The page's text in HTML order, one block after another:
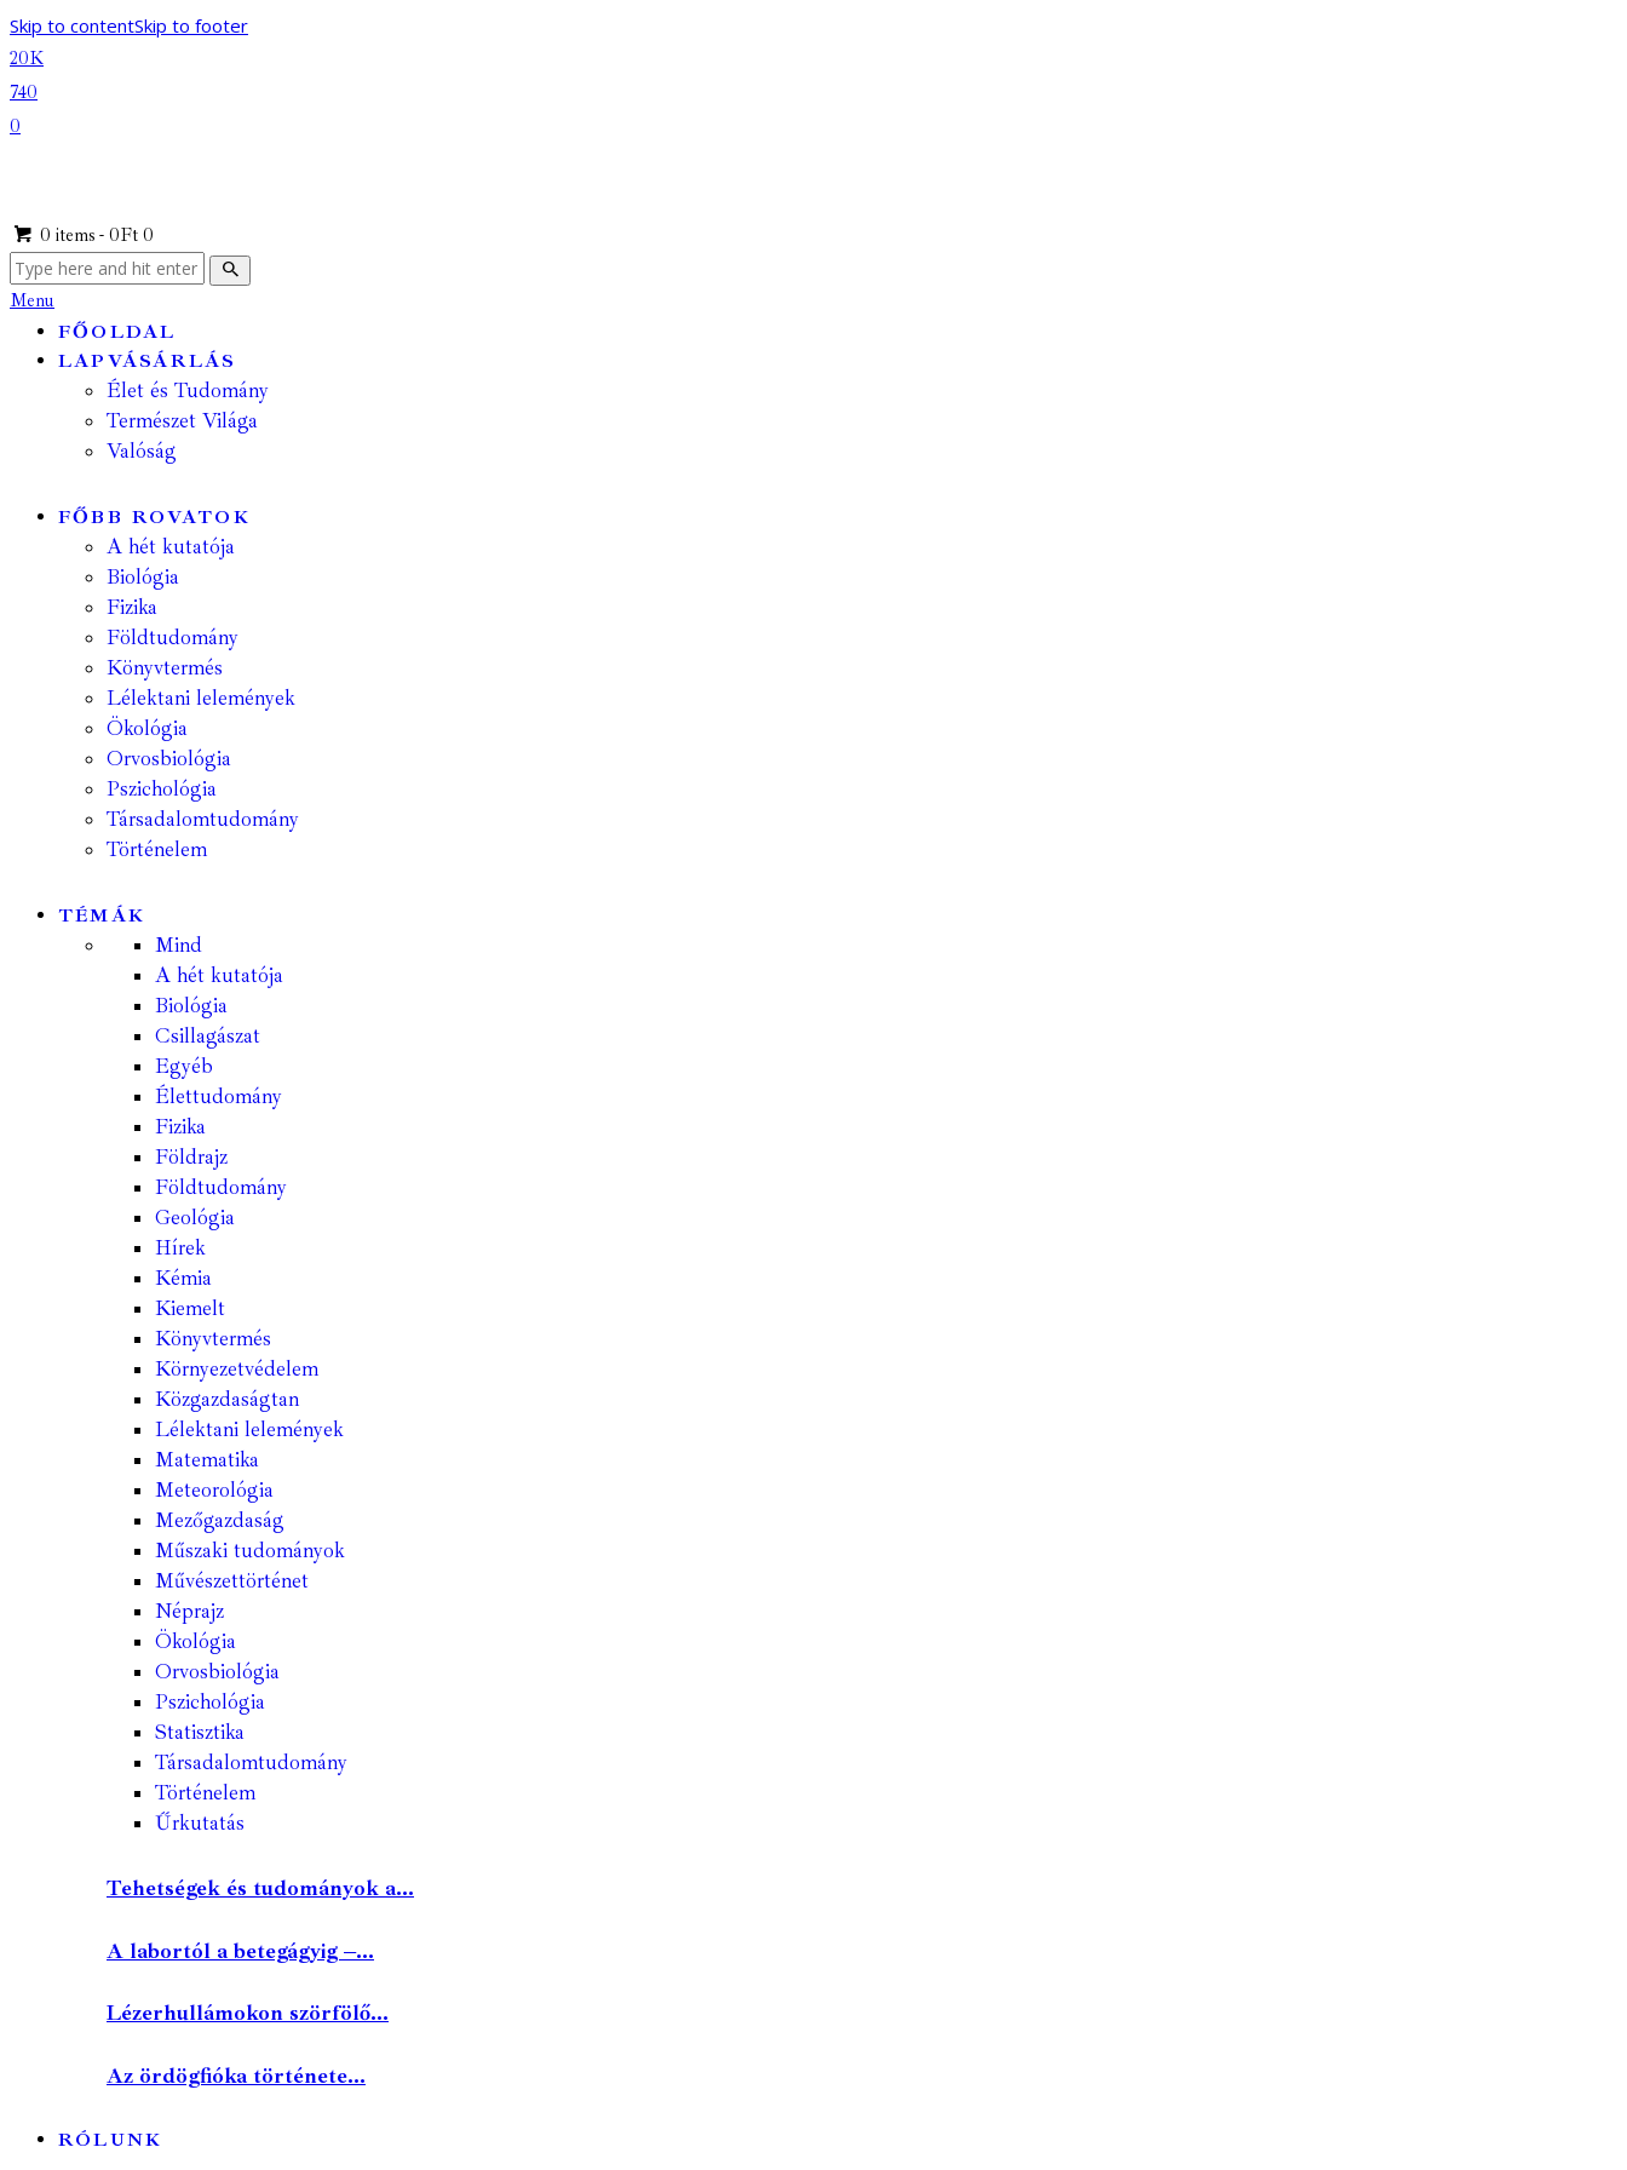
Skip to contentSkip to footer
20K
740
0
0 items - 0Ft 0
Menu
FŐOLDAL
LAPVÁSÁRLÁS
Élet és Tudomány
Természet Világa
Valóság
FŐBB ROVATOK
A hét kutatója
Biológia
Fizika
Földtudomány
Könyvtermés
Lélektani lelemények
Ökológia
Orvosbiológia
Pszichológia
Társadalomtudomány
Történelem
TÉMÁK
Mind
A hét kutatója
Biológia
Csillagászat
Egyéb
Élettudomány
Fizika
Földrajz
Földtudomány
Geológia
Hírek
Kémia
Kiemelt
Könyvtermés
Környezetvédelem
Közgazdaságtan
Lélektani lelemények
Matematika
Meteorológia
Mezőgazdaság
Műszaki tudományok
Művészettörténet
Néprajz
Ökológia
Orvosbiológia
Pszichológia
Statisztika
Társadalomtudomány
Történelem
Űrkutatás
Tehetségek és tudományok a...
A labortól a betegágyig –...
Lézerhullámokon szörfölő...
Az ördögfióka története...
RÓLUNK